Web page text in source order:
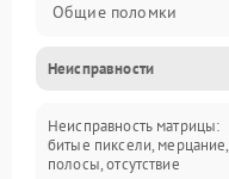
Общие поломки
Устройства
Программные ошибки
Неисправности
Неисправность матрицы:
битые пиксели, мерцание,
полосы, отсутствие